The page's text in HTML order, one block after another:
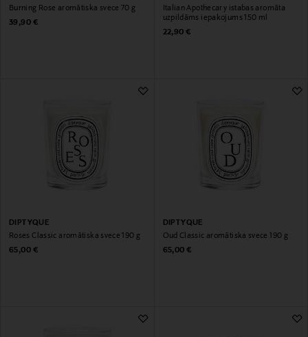
Burning Rose aromātiska svece 70 g
Original Price
39,90 €
Italian Apothecary istabas aromāta
uzpildāms iepakojums 150 ml
Original Price
22,90 €
DIPTYQUE
Roses Classic aromātiska svece 190 g
Original Price
65,00 €
DIPTYQUE
Oud Classic aromātiska svece 190 g
Original Price
65,00 €